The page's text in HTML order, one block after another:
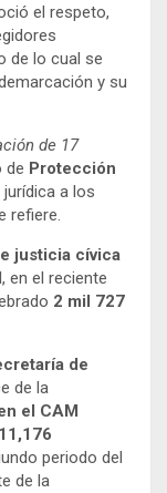
el respeto,
de lo cual se
y su
de 17
de Protección
a los
refiere.
e justicia cívica
en el reciente
2 mil 727
de
de la
el CAM
periodo del
de la